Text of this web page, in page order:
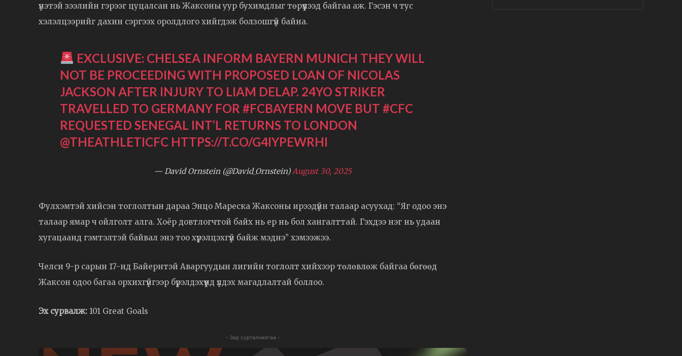
үнэтэй зээлийн гэрээг цуцалсан нь Жаксоны уур бухимдлыг төрүүлээд байгаа аж. Гэсэн ч тус
хэлэлцээрийг дахин сэргээх оролдлого хийгдэж болзошгүй байна.
EXCLUSIVE: CHELSEA INFORM BAYERN MUNICH THEY WILL
NOT BE PROCEEDING WITH PROPOSED LOAN OF NICOLAS
JACKSON AFTER INJURY TO LIAM DELAP. 24YO STRIKER
TRAVELLED TO GERMANY FOR#FCBAYERN MOVE BUT#CFC
REQUESTED SENEGAL INT’L RETURNS TO LONDON
@THEATHLETICFC HTTPS://T.CO/G4IYPEWRHI
— David Ornstein (@David_Ornstein) August 30, 2025
Фулхэмтэй хийсэн тоглолтын дараа Энцо Мареска Жаксоны ирээдүйн талаар асуухад: “Яг одоо энэ
талаар ямар ч ойлголт алга. Хоёр довтлогчтой байх нь ер нь бол хангалттай. Гэхдээ нэг нь удаан
хугацаанд гэмтэлтэй байвал энэ тоо хүрэлцэхгүй байж мэднэ” хэмээжээ.
Челси 9-р сарын 17-нд Байернтэй Аваргуудын лигийн тоглолт хийхээр төлөвлөж байгаа бөгөөд
Жаксон одоо багаа орхихгүйгээр бүрэлдэхүүнд үлдэх магадлалтай боллоо.
Эх сурвалж: 101 Great Goals
- Зар сурталчилгаа -